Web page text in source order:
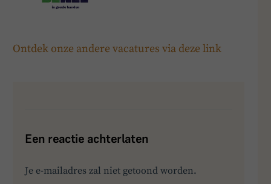
Ontdek onze andere vacatures via deze link
Een reactie achterlaten
Je e-mailadres zal niet getoond worden.